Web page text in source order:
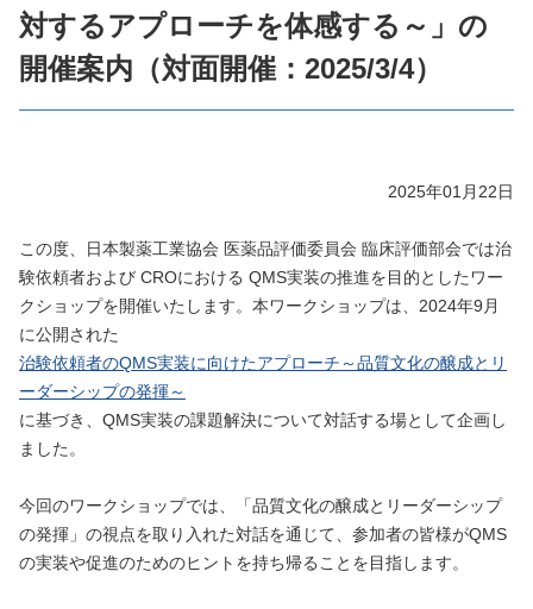
対するアプローチを体感する～」の
開催案内（対面開催：2025/3/4）
2025年01月22日
この度、日本製薬工業協会 医薬品評価委員会 臨床評価部会では治
験依頼者および CROにおける QMS実装の推進を目的としたワー
クショップを開催いたします。本ワークショップは、2024年9月
に公開された
治験依頼者のQMS実装に向けたアプローチ～品質文化の醸成とリ
ーダーシップの発揮～
に基づき、QMS実装の課題解決について対話する場として企画し
ました。
今回のワークショップでは、「品質文化の醸成とリーダーシップ
の発揮」の視点を取り入れた対話を通じて、参加者の皆様がQMS
の実装や促進のためのヒントを持ち帰ることを目指します。